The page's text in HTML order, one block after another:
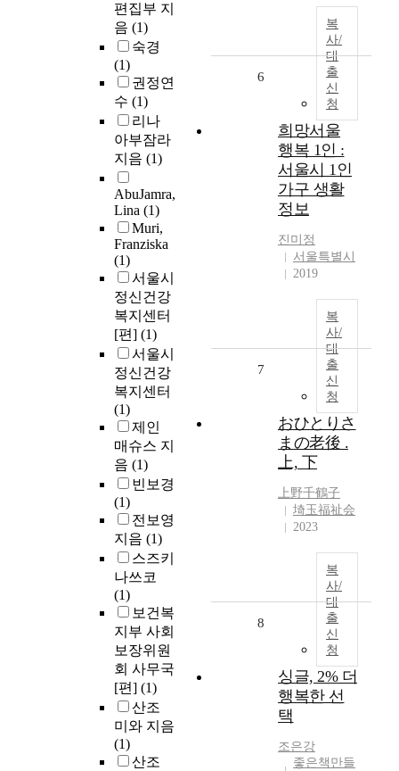
편집부 지
음 (1)
숙경
(1)
권정연
수 (1)
리나
아부잠라
지음 (1)
AbuJamra,
Lina (1)
Muri,
Franziska
(1)
서울시
정신건강
복지센터
[편] (1)
서울시
정신건강
복지센터
(1)
제인
매슈스 지
음 (1)
빈보경
(1)
전보영
지음 (1)
스즈키
나쓰코
(1)
보건복
지부 사회
보장위원
회 사무국
[편] (1)
산조
미와 지음
(1)
산조
복
사/
대
출
신
청
6
희망서울
행복 1인 :
서울시 1인
가구 생활
정보
진미정
서울특별시
2019
복
사/
대
출
신
청
7
おひとりさ
まの老後 .
上, 下
上野千鶴子
埼玉福祉会
2023
복
사/
대
출
신
청
8
싱글, 2% 더
행복한 선
택
조은강
좋은책만들